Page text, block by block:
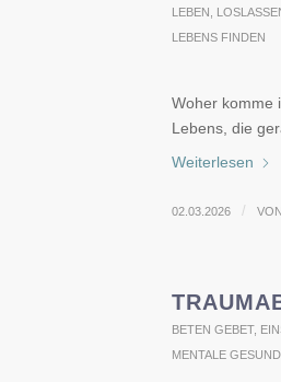
LEBEN
LEBENS FINDEN
Woher komme
Lebens, die
Weiterlesen
02.03.2026 / VON
BETEN GEBET,
MENTALE